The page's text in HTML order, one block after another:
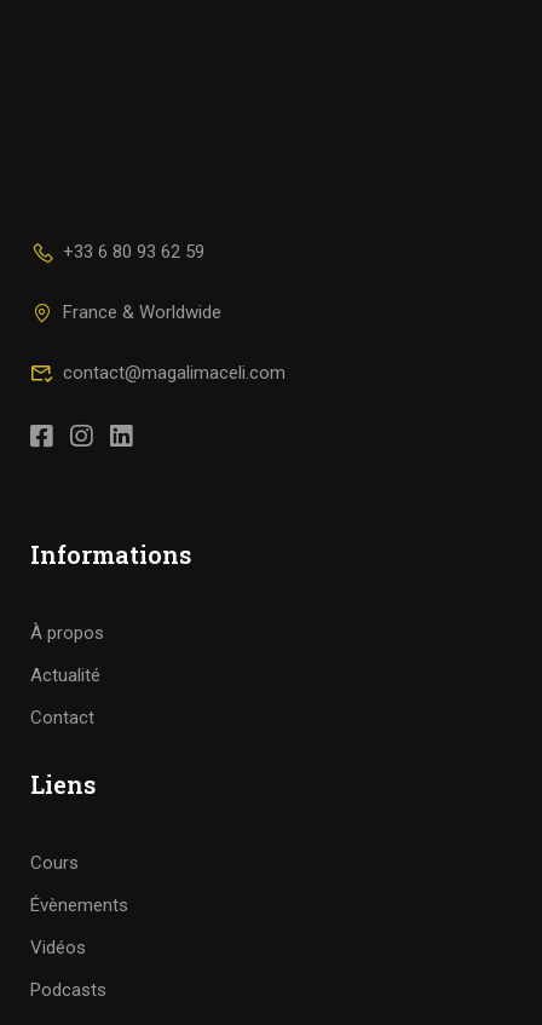
+33 6 80 93 62 59
France & Worldwide
contact@magalimaceli.com
Informations
À propos
Actualité
Contact
Liens
Cours
Évènements
Vidéos
Podcasts